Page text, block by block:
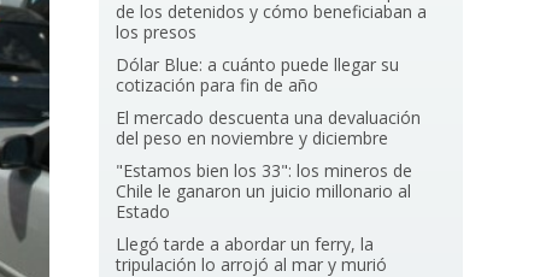
de los detenidos y cómo beneficiaban a
los presos
Dólar Blue: a cuánto puede llegar su
cotización para fin de año
El mercado descuenta una devaluación
del peso en noviembre y diciembre
"Estamos bien los 33": los mineros de
Chile le ganaron un juicio millonario al
Estado
Llegó tarde a abordar un ferry, la
tripulación lo arrojó al mar y murió